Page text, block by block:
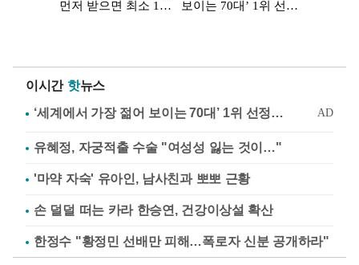
이시간 핫뉴스
유혜정, 자궁적출 수술 "여성성 잃는 것이…"
'마약 자숙' 유아인, 남사친과 뽀뽀 근황
손 덜덜 떠는 카라 한승연, 건강이상설 확산
한정수 "황정민 선배만 피해…폭로자 신분 공개하라"